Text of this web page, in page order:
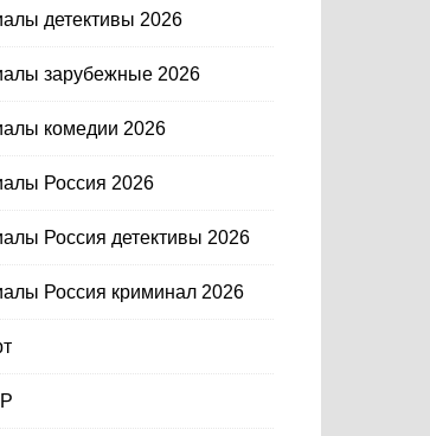
детективы 2026
зарубежные 2026
комедии 2026
Россия 2026
Россия детективы 2026
Россия криминал 2026